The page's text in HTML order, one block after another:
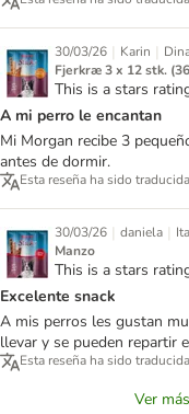
30/03/26 | Karin |
Fjerkræ 3 x 12 stk.
This is a stars
A mi perro le encantan
Mi Morgan recibe 3
antes de dormir.
Esta reseña ha sido
30/03/26 | daniela |
Manzo
This is a stars
Excelente snack
A mis perros les gustan
llevar y se pueden repartir
Esta reseña ha sido
Ver